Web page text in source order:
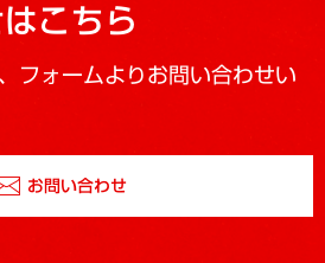
こちら
フォームよりお問い合わせい
お問い合わせ